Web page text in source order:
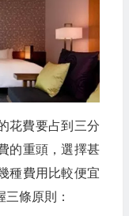
花費要占到三分
的重頭，選擇甚
種費用比較便宜
條原則：